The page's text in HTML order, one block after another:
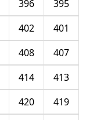
395
396
401
402
407
408
413
414
419
420